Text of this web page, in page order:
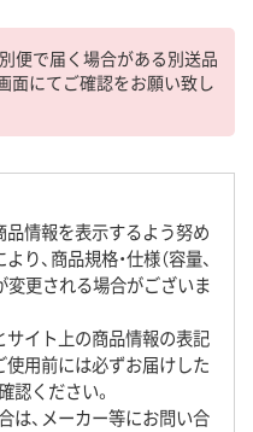
便で届く場合がある別送品
面にてご確認をお願い致し
品情報を表示するよう努め
、商品規格・仕様（容量、
変更される場合がございま
サイト上の商品情報の表記
使用前には必ずお届けした
認ください。
は、メーカー等にお問い合